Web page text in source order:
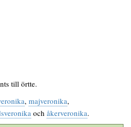
till örtte.
, majveronika,
och åkerveronika.